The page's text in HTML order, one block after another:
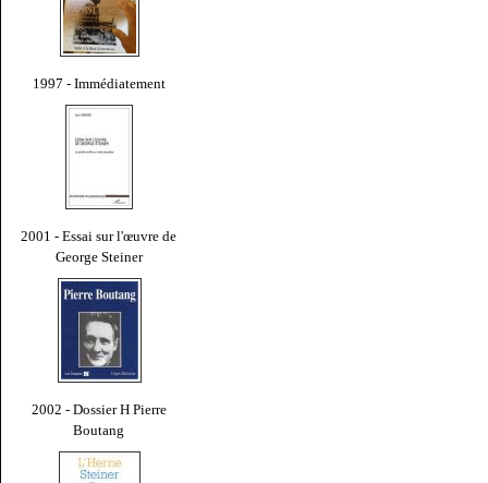
1997 - Immédiatement
2001 - Essai sur l'œuvre de
George Steiner
2002 - Dossier H Pierre
Boutang